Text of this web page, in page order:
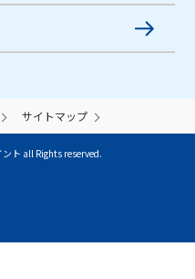
サイトマップ
ト all Rights reserved.